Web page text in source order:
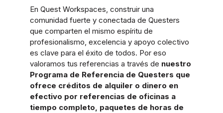
En Quest Workspaces, construir una
comunidad fuerte y conectada de Questers
que comparten el mismo espíritu de
profesionalismo, excelencia y apoyo colectivo
es clave para el éxito de todos. Por eso
valoramos tus referencias a través de nuestro
Programa de Referencia de Questers que
ofrece créditos de alquiler o dinero en
efectivo por referencias de oficinas a
tiempo completo, paquetes de horas de